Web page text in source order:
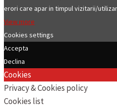
erori care apar in timpul vizitarii/
View more
Cookies settings
Accepta
Declina
Cookies
Privacy & Cookies policy
Cookies list